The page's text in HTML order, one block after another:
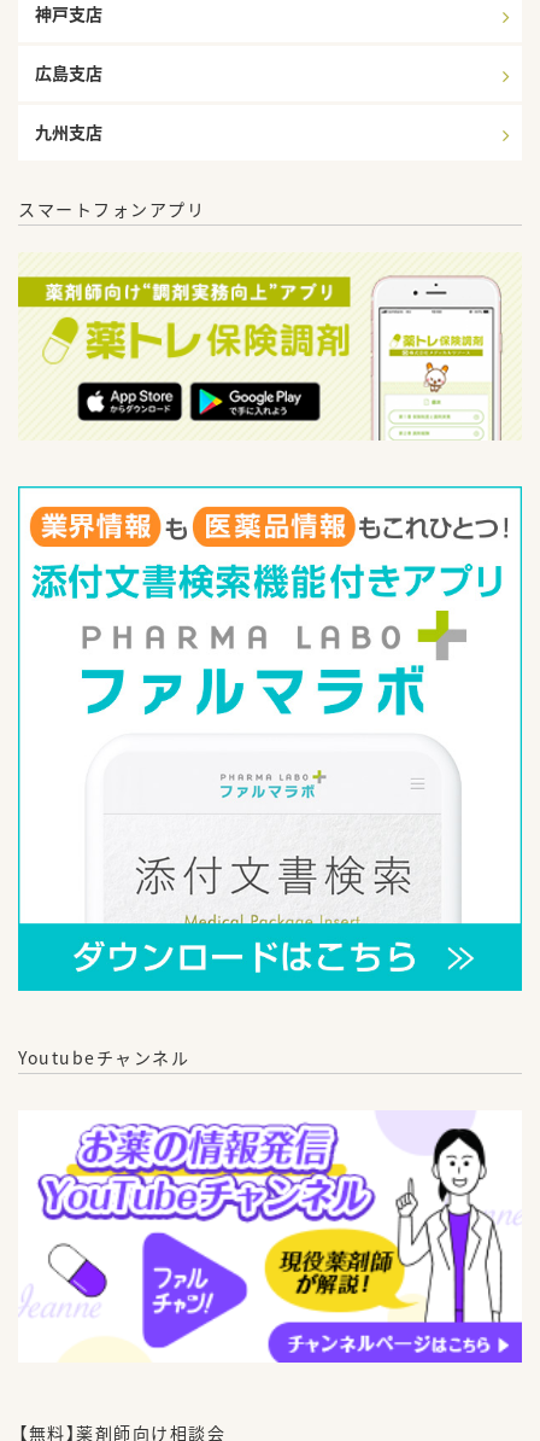
神戸支店
広島支店
九州支店
スマートフォンアプリ
Youtubeチャンネル
【無料】薬剤師向け相談会